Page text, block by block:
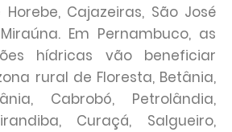
Horebe, Cajazeiras, São José
Em Pernambuco, as
hídricas vão beneficiar
rural de Floresta, Betânia,
Cabrobó, Petrolândia,
Curaçá, Salgueiro,